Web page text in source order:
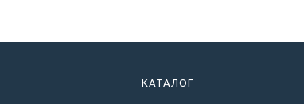
КАТАЛОГ